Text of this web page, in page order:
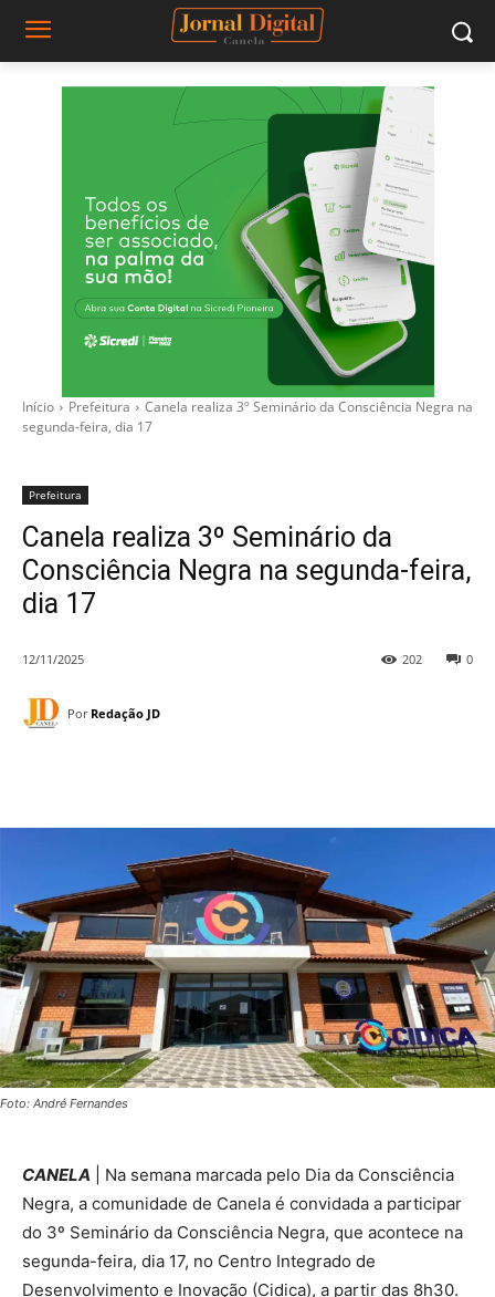
Início Prefeitura
Canela realiza 3º Seminário da Consciência Negra na
segunda-feira, dia 17
Prefeitura
Canela realiza 3º Seminário da
Consciência Negra na segunda-feira,
dia 17
12/11/2025 0
202
Por Redação JD
Foto: André Fernandes
CANELA | Na semana marcada pelo Dia da Consciência
Negra, a comunidade de Canela é convidada a participar
do 3º Seminário da Consciência Negra, que acontece na
segunda-feira, dia 17, no Centro Integrado de
Desenvolvimento e Inovação (Cidica), a partir das 8h30.